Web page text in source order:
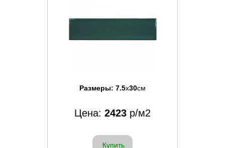
Размеры: 7.5x30см
Цена: 2423 р/м2
Купить